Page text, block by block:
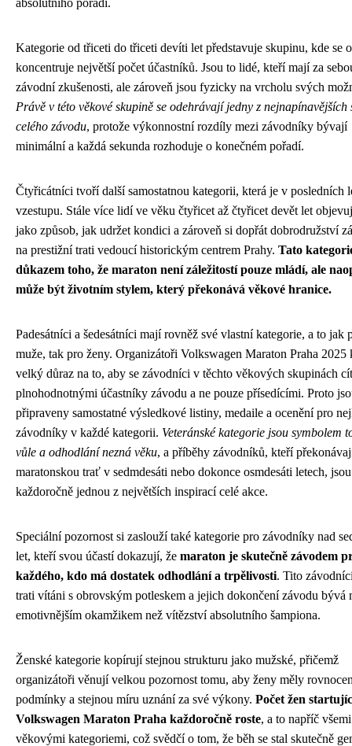
absolutního pořadí.
Kategorie od třiceti do třiceti devíti let představuje skupinu, kde se
koncentruje největší počet účastníků. Jsou to lidé, kteří mají za
závodní zkušenosti, ale zároveň jsou fyzicky na vrcholu svých
Právě v této věkové skupině se odehrávají jedny z nejnapínavějších
celého závodu, protože výkonnostní rozdíly mezi závodníky bývají
minimální a každá sekunda rozhoduje o konečném pořadí.
Čtyřicátníci tvoří další samostatnou kategorii, která je v posledních
vzestupu. Stále více lidí ve věku čtyřicet až čtyřicet devět let
jako způsob, jak udržet kondici a zároveň si dopřát dobrodružství
na prestižní trati vedoucí historickým centrem Prahy. Tato
důkazem toho, že maraton není záležitostí pouze mládí, ale
může být životním stylem, který překonává věkové hranice.
Padesátníci a šedesátníci mají rovněž své vlastní kategorie, a to jak
muže, tak pro ženy. Organizátoři Volkswagen Maraton Praha 2025
velký důraz na to, aby se závodníci v těchto věkových skupinách
plnohodnotnými účastníky závodu a ne pouze přísedícími. Proto
připraveny samostatné výsledkové listiny, medaile a ocenění pro
závodníky v každé kategorii. Veteránské kategorie jsou symbolem
vůle a odhodlání nezná věku, a příběhy závodníků, kteří
maratonskou trať v sedmdesáti nebo dokonce osmdesáti letech, jsou
každoročně jednou z největších inspirací celé akce.
Speciální pozornost si zaslouží také kategorie pro závodníky nad
let, kteří svou účastí dokazují, že maraton je skutečně závodem
každého, kdo má dostatek odhodlání a trpělivosti. Tito
trati vítáni s obrovským potleskem a jejich dokončení závodu bývá
emotivnějším okamžikem než vítězství absolutního šampiona.
Ženské kategorie kopírují stejnou strukturu jako mužské, přičemž
organizátoři věnují velkou pozornost tomu, aby ženy měly
podmínky a stejnou míru uznání za své výkony. Počet žen
Volkswagen Maraton Praha každoročně roste, a to napříč všemi
věkovými kategoriemi, což svědčí o tom, že běh se stal skutečně